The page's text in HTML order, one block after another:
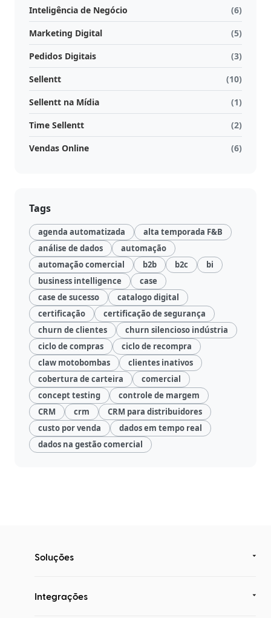
Inteligência de Negócio
(6)
Marketing Digital
(5)
Pedidos Digitais
(3)
Sellentt
(10)
Sellentt na Mídia
(1)
Time Sellentt
(2)
Vendas Online
(6)
Tags
agenda automatizada
alta temporada F&B
análise de dados
automação
automação comercial
b2b b2c
bi
business intelligence
case
case de sucesso
catalogo digital
certificação
certificação de segurança
churn de clientes
churn silencioso indústria
ciclo de compras
ciclo de recompra
claw motobombas
clientes inativos
cobertura de carteira
comercial
concept testing
controle de margem
CRM
crm
CRM para distribuidores
custo por venda
dados em tempo real
dados na gestão comercial
Soluções
Integrações